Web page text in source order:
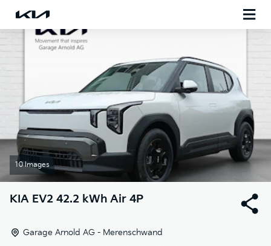
10 Images
KIA EV2 42.2 kWh Air 4P
Garage Arnold AG - Merenschwand